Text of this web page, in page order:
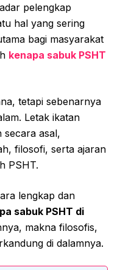
pelengkap
hal yang sering
bagi masyarakat
kenapa sabuk PSHT
tetapi sebenarnya
Letak ikatan
secara asal,
filosofi, serta ajaran
PSHT.
lengkap dan
sabuk PSHT di
makna filosofis,
di dalamnya.